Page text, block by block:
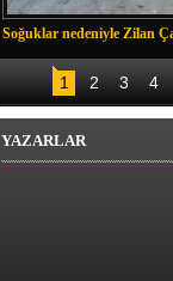
Soğuklar nedeniyle Zilan
1 2 3 4
YAZARLAR